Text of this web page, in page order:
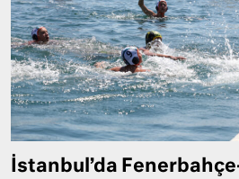
İstanbul’da